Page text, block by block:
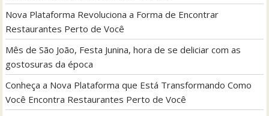
Nova Plataforma Revoluciona a Forma de Encontrar
Restaurantes Perto de Você
Mês de São João, Festa Junina, hora de se deliciar com as
gostosuras da época
Conheça a Nova Plataforma que Está Transformando Como
Você Encontra Restaurantes Perto de Você